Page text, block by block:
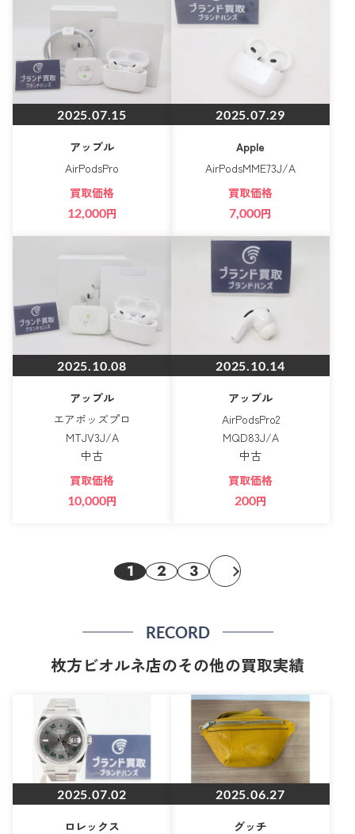
2025.07.15
アップル
AirPodsPro
買取価格
12,000円
2025.07.29
Apple
AirPodsMME73J/A
買取価格
7,000円
2025.10.08
アップル
エアポッズプロ
MTJV3J/A
中古
買取価格
10,000円
2025.10.14
アップル
AirPodsPro2
MQD83J/A
中古
買取価格
200円
1 2 3
RECORD
枚方ビオルネ店のその他の買取実績
2025.07.02
ロレックス
2025.06.27
グッチ